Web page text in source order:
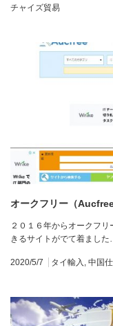
チャイズ貿易
オークフリー（
２０１６年からオークフ
きるサイトがでて着ました…
2020/5/7 タイ輸入 中国仕